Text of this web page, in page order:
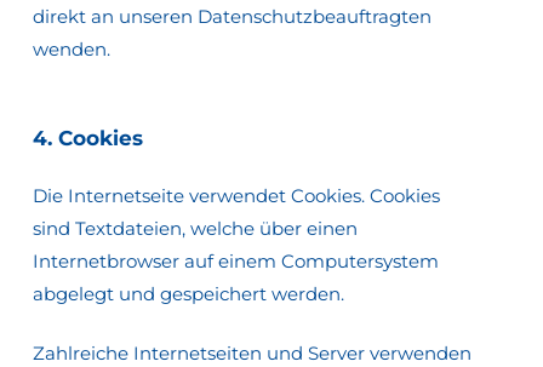
direkt an unseren Datenschutzbeauftragten
wenden.
4. Cookies
Die Internetseite verwendet Cookies. Cookies
sind Textdateien, welche über einen
Internetbrowser auf einem Computersystem
abgelegt und gespeichert werden.
Zahlreiche Internetseiten und Server verwenden